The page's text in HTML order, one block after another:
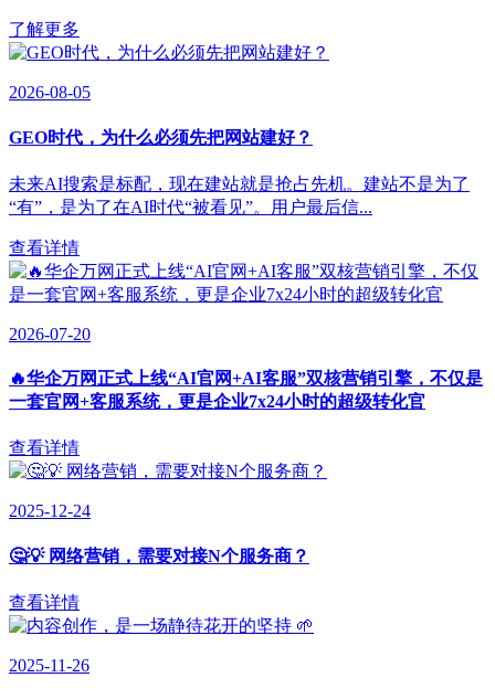
了解更多
2026-08-05
GEO时代，为什么必须先把网站建好？
未来AI搜索是标配，现在建站就是抢占先机。建站不是为了
“有”，是为了在AI时代“被看见”。用户最后信...
查看详情
2026-07-20
🔥华企万网正式上线“AI官网+AI客服”双核营销引擎，不仅是
一套官网+客服系统，更是企业7x24小时的超级转化官
查看详情
2025-12-24
🤔💡 网络营销，需要对接N个服务商？
查看详情
2025-11-26